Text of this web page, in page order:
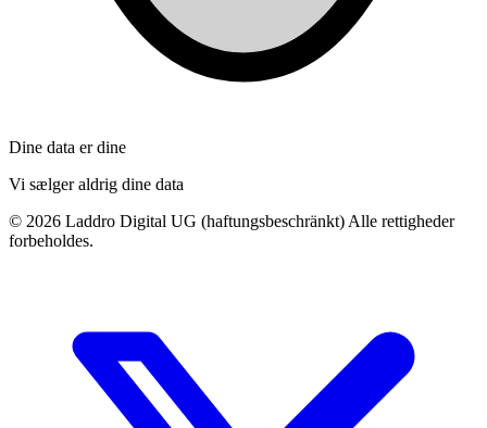
Dine data er dine
Vi sælger aldrig dine data
© 2026 Laddro Digital UG (haftungsbeschränkt) Alle rettigheder
forbeholdes.